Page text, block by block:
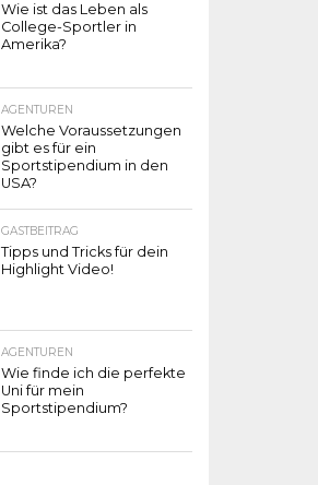
Wie ist das Leben als
College-Sportler in
Amerika?
AGENTUREN
Welche Voraussetzungen
gibt es für ein
Sportstipendium in den
USA?
GASTBEITRAG
Tipps und Tricks für dein
Highlight Video!
AGENTUREN
Wie finde ich die perfekte
Uni für mein
Sportstipendium?